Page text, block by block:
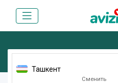
Ташкент
Сменить